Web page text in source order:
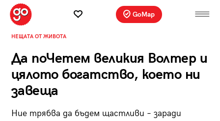
GoMap
НЕЩАТА ОТ ЖИВОТА
Да поЧетем великия Волтер и
цялото богатство, което ни
завеща
Ние трябва да бъдем щастливи – заради